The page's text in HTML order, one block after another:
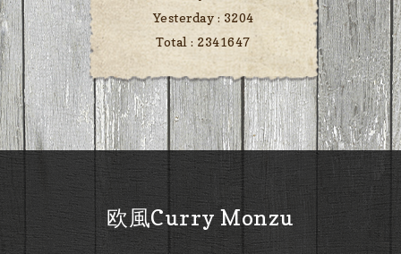
Yesterday : 3204
Total : 2341647
欧風Curry Monzu